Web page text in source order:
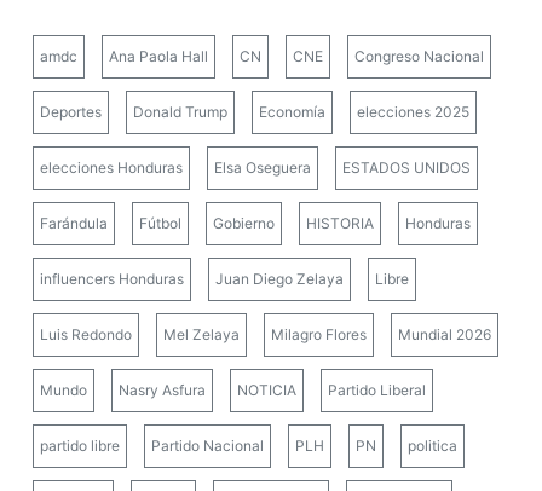
amdc Ana Paola Hall CN CNE Congreso Nacional
Deportes Donald Trump Economía elecciones 2025
elecciones Honduras Elsa Oseguera ESTADOS UNIDOS
Farándula Fútbol Gobierno HISTORIA Honduras
influencers Honduras Juan Diego Zelaya Libre
Luis Redondo Mel Zelaya Milagro Flores Mundial 2026
Mundo Nasry Asfura NOTICIA Partido Liberal
partido libre Partido Nacional PLH PN politica